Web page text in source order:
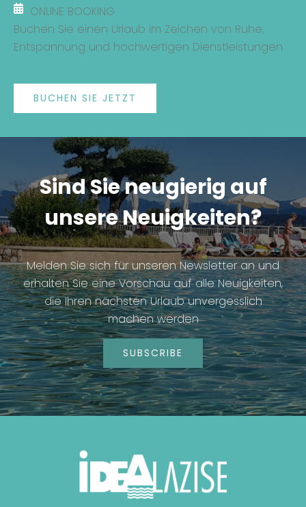
ONLINE BOOKING
Buchen Sie einen Urlaub im Zeichen von Ruhe,
Entspannung und hochwertigen Dienstleistungen
BUCHEN SIE JETZT
Sind Sie neugierig auf
unsere Neuigkeiten?
Melden Sie sich für unseren Newsletter an und
erhalten Sie eine Vorschau auf alle Neuigkeiten,
die Ihren nächsten Urlaub unvergesslich
machen werden
SUBSCRIBE